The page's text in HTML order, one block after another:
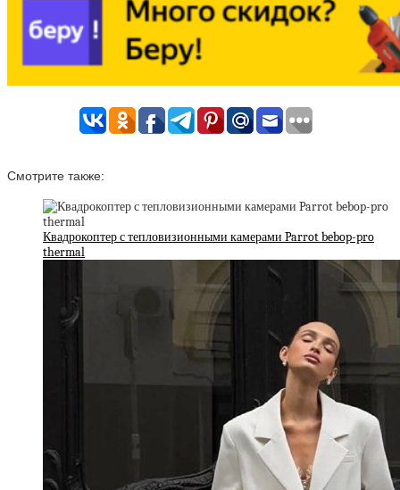
Смотрите также:
Квадрокоптер с тепловизионными камерами Parrot bebop-pro
thermal